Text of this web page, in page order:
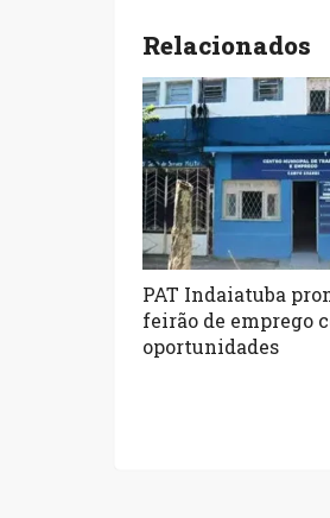
Relacionados
PAT Indaiatuba
feirão de emprego
oportunidades